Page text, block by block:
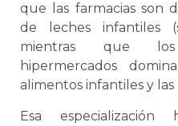
que las farmacias son
de leches infantiles
mientras que
hipermercados
alimentos infantiles y las
Esa